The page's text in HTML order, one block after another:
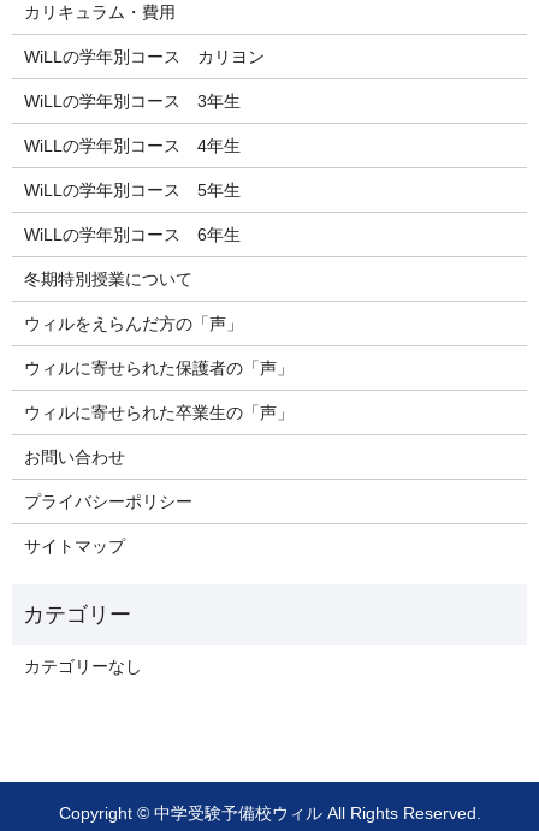
カリキュラム・費用
WiLLの学年別コース カリヨン
WiLLの学年別コース 3年生
WiLLの学年別コース 4年生
WiLLの学年別コース 5年生
WiLLの学年別コース 6年生
冬期特別授業について
ウィルをえらんだ方の「声」
ウィルに寄せられた保護者の「声」
ウィルに寄せられた卒業生の「声」
お問い合わせ
プライバシーポリシー
サイトマップ
カテゴリーなし
Copyright © 中学受験予備校ウィル All Rights Reserved.